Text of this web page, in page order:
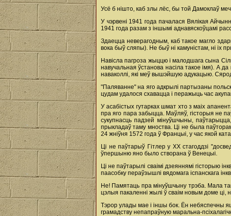
Усё б нішто, каб злы лёс, бы той Дамоклаў меч,
У чэрвені 1941 года пачалася Вялікая
1941 года разам з іншымі аднавяскоўцамі
Здаецца неверагодным, каб такое магло
вока быў сляпы). Не быў ні камуністам, ні іх
Навісла пагроза жыццю і малодшага сына
навучальная ўстанова насіла такое імя). А
наваколлі, які меў вышэйшую адукацыю.
"Паляванне" на яго адкрылі партызаны
цудам удалося схавацца і перажыць час
У асабістых гутарках шмат хто з маіх
пра яго пара забыцца. Маўляў, гісторыя не
сукупнасць падзей мінуўшчыны,
прыкладаў таму мноства. Ці не была
24 жніўня 1572 года ў Францыі, у час якой
Ці не паўтарыў Гітлер у ХХ стагоддзі
ўпершыню яно было створана ў Венецыі.
Ці не паўтарылі сваімі дзеяннямі гісторыю
паасобку пераўзышлі вядомага іспанскага
Не! Памятаць пра мінуўшчыну трэба. Мала
цэлыя пакаленні жылі ў сваім новым доме ці,
Тэрор улады мае і іншы бок. Ён небяспечны
грамадству непапраўную маральна-